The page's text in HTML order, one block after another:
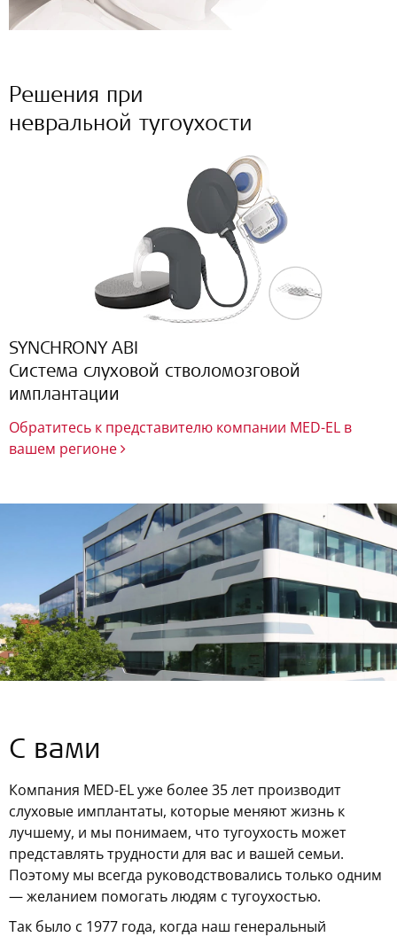
Решения при
невральной тугоухости
SYNCHRONY ABI
Система слуховой стволомозговой
имплантации
Обратитесь к представителю компании MED-EL в
вашем регионе
С вами
Компания MED-ELуже более 35 лет производит
слуховые имплантаты, которые меняют жизнь к
лучшему, и мы понимаем, что тугоухость может
представлять трудности для вас и вашей семьи.
Поэтому мы всегда руководствовались только одним
— желанием помогать людям с тугоухостью.
Так было с 1977 года, когда наш генеральный